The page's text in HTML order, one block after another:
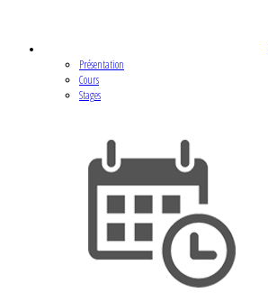
Présentation
Cours
Stages